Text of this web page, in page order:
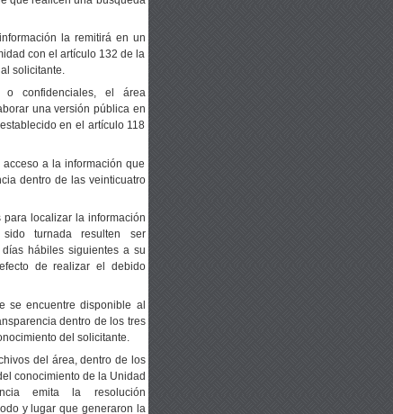
la remitirá en un
con el artículo 132 de la
solicitante.
o confidenciales, el área
una versión pública en
en el artículo 118
a la información que
dentro de las veinticuatro
localizar la información
turnada resulten ser
hábiles siguientes a su
de realizar el debido
se encuentre disponible al
dentro de los tres
del solicitante.
del área, dentro de los
conocimiento de la Unidad
emita la resolución
y lugar que generaron la